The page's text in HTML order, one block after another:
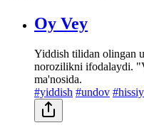
Oy Vey
Yiddish tilidan olingan
norozilikni ifodalaydi.
ma'nosida.
#yiddish #undov